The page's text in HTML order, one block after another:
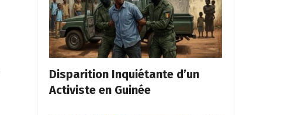
Disparition Inquiétante d’un
Activiste en Guinée